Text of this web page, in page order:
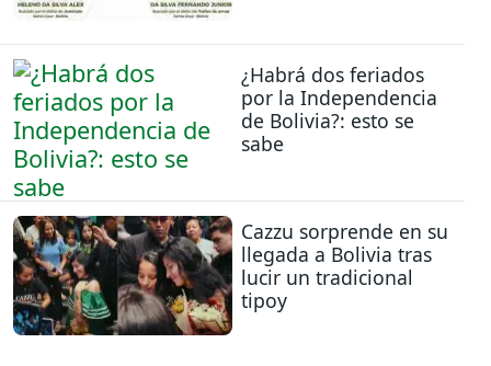
¿Habrá dos feriados
por la Independencia
de Bolivia?: esto se
sabe
Cazzu sorprende en su
llegada a Bolivia tras
lucir un tradicional
tipoy